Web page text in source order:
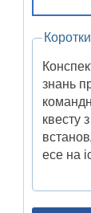
знань
квесту
есе на